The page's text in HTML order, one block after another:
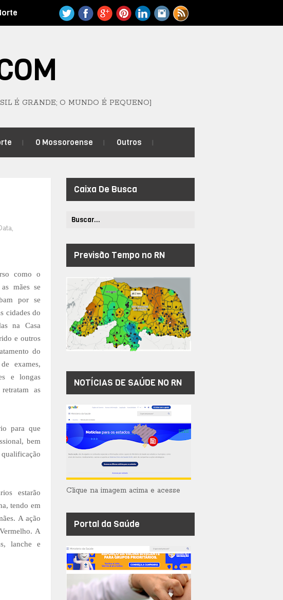
É GRANDE; O MUNDO É PEQUENO]
O Mossoroense Outros
,
como o
mães se
por se
cidades do
na Casa
e outros
do
exames,
e longas
as
para que
bem
estarão
tendo em
A ação
A
lanche e
Caixa De Busca
Previsão Tempo no RN
NOTÍCIAS DE SAÚDE NO RN
Clique na imagem acima e acesse
Portal da Saúde